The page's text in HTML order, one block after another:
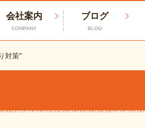
会社案内
COMPANY
ブログ
BLOG
対策”